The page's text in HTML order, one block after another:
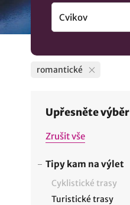
romantické
Upřesněte výběr
Zrušit vše
Tipy kam na výlet
Cyklistické trasy
Turistické trasy